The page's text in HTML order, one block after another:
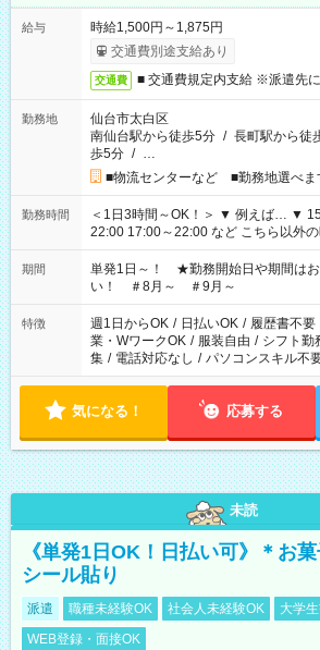
給与
時給1,500円～1,875円
交通費別途支給あり
交通費 ■ 交通費規定内支給 ※派遣先
勤務地
仙台市太白区
南仙台駅から徒歩5分 / 長町駅から徒
歩5分 / …
■物流センターなど ■勤務地選べま
勤務時間
＜1日3時間～OK！＞ ▼ 例えば… ▼ 15:00～18:00 15:00～
22:00 17:00～22:00 など こちら以外の時間もお気軽にご相談く
ださい！
期間
単発1日～！ ★勤務開始日や期間はお
い！ ＃8月～ ＃9月～
特徴 週1日からOK / 日払いOK / 履歴書不要
業・WワークOK / 服装自由 / シフト勤
集 / 電話対応なし / パソコンスキル不
気になる！ 応募する
未読
《単発1日OK！日払い可》＊お
シール貼り
派遣 職種未経験OK 社会人未経験OK 大学
WEB登録・面接OK